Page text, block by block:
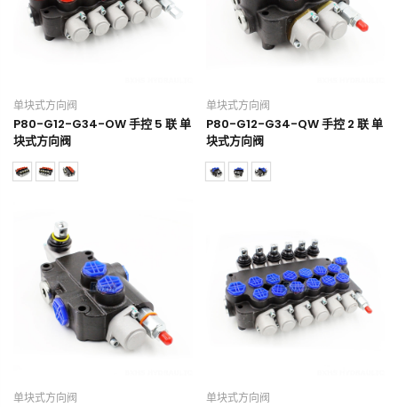
单块式方向阀
P80-G12-G34-OW 手控 5 联 单
块式方向阀
单块式方向阀
P80-G12-G34-QW 手控 2 联 单
块式方向阀
单块式方向阀 单块式方向阀